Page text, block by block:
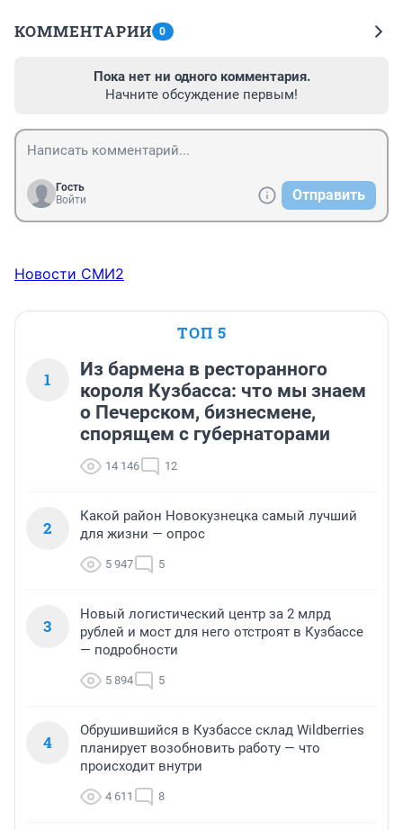
КОММЕНТАРИИ 0
Пока нет ни одного комментария.
Начните обсуждение первым!
Гость
Войти
Отправить
Новости СМИ2
ТОП 5
1
Из бармена в ресторанного
короля Кузбасса: что мы знаем
о Печерском, бизнесмене,
спорящем с губернаторами
14 146 12
2
Какой район Новокузнецка самый лучший
для жизни — опрос
5 947 5
3
Новый логистический центр за 2 млрд
рублей и мост для него отстроят в Кузбассе
— подробности
5 894 5
4
Обрушившийся в Кузбассе склад Wildberries
планирует возобновить работу — что
происходит внутри
4 611 8